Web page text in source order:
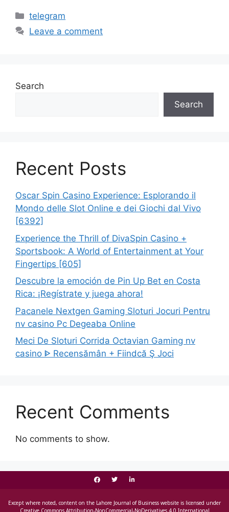
telegram
Leave a comment
Search
Search
Recent Posts
Oscar Spin Casino Experience: Esplorando il
Mondo delle Slot Online e dei Giochi dal Vivo
[6392]
Experience the Thrill of DivaSpin Casino +
Sportsbook: A World of Entertainment at Your
Fingertips [605]
Descubre la emoción de Pin Up Bet en Costa
Rica: ¡Regístrate y juega ahora!
Pacanele Nextgen Gaming Sloturi Jocuri Pentru
nv casino Pc Degeaba Online
Meci De Sloturi Corrida Octavian Gaming nv
casino ᐈ Recensămân + Fiindcă Ş Joci
Recent Comments
No comments to show.
Except where noted, content on the Lahore Journal of Business website is licensed under
Creative Commons Attribution-NonCommercial-NoDerivatives 4.0 International